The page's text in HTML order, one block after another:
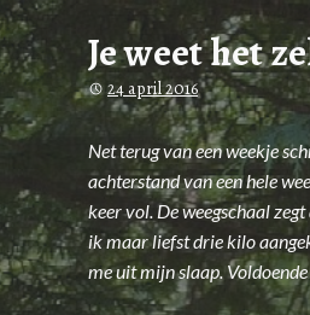
Je weet het
24 april 2016
Net terug van een weekje
achterstand van een hele
keer vol. De weegschaal
ik maar liefst drie kilo
me uit mijn slaap.